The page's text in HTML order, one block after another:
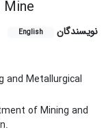
نویسندگان English
and Metallurgical
of Mining and